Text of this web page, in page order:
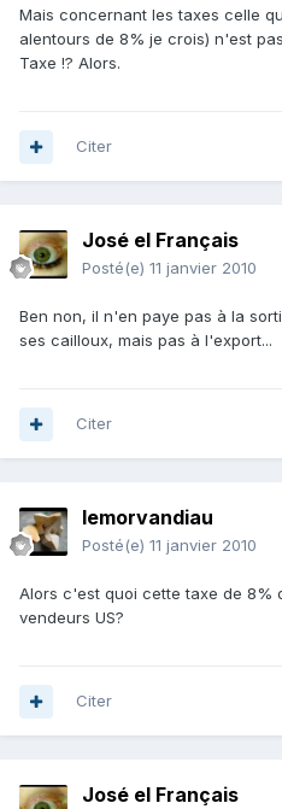
Mais concernant les taxes celle
alentours de 8% je crois) n'est
Taxe !? Alors.
Citer
José el Français
Posté(e) 11 janvier 2010
Ben non, il n'en paye pas à la
ses cailloux, mais pas à l'export...
Citer
lemorvandiau
Posté(e) 11 janvier 2010
Alors c'est quoi cette taxe de 8%
vendeurs US?
Citer
José el Français